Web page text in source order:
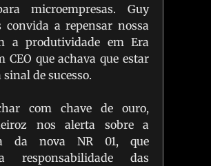
microempresas. Guy
convida a repensar nossa
a produtividade em Era
CEO que achava que estar
de sucesso.
com chave de ouro,
nos alerta sobre a
da nova NR 01, que
responsabilidade das